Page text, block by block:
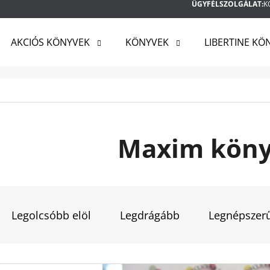
ÜGYFÉLSZOLGÁLAT:
AKCIÓS KÖNYVEK KÖNYVEK LIBERTINE
Maxim
Legolcsóbb elöl Legdrágább